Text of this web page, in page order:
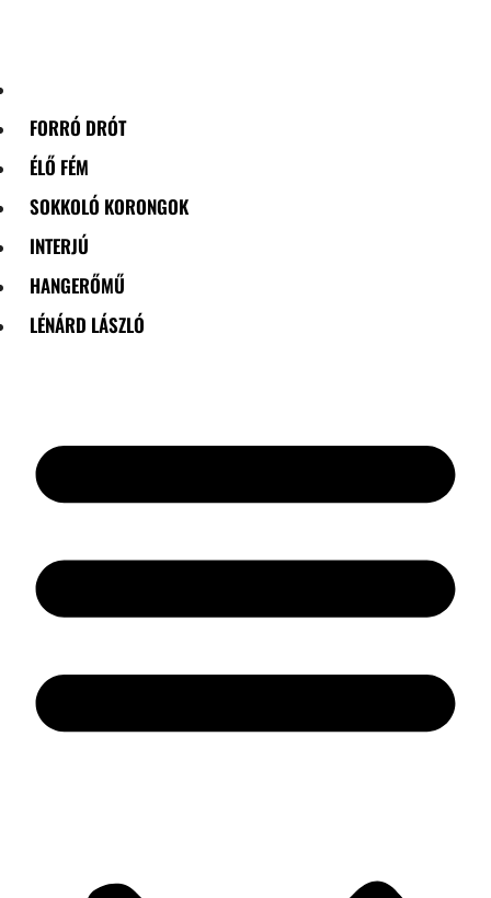
FORRÓ DRÓT
ÉLŐ FÉM
SOKKOLÓ KORONGOK
INTERJÚ
HANGERŐMŰ
LÉNÁRD LÁSZLÓ